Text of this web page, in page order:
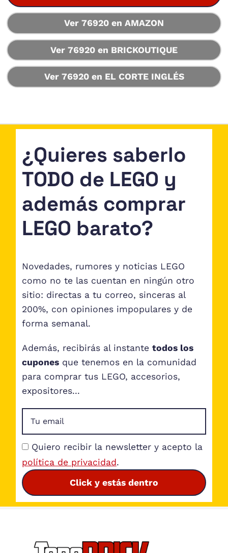
Ver 76920 en AMAZON
Ver 76920 en BRICKOUTIQUE
Ver 76920 en EL CORTE INGLÉS
¿Quieres saberlo
TODO de LEGO y
además comprar
LEGO barato?
Novedades, rumores y noticias LEGO
como no te las cuentan en ningún otro
sitio: directas a tu correo, sinceras al
200%, con opiniones impopulares y de
forma semanal.
Además, recibirás al instante todos los
cuponesque tenemos en la comunidad
para comprar tus LEGO, accesorios,
expositores...
Quiero recibir la newsletter y acepto la
política de privacidad.
Click y estás dentro